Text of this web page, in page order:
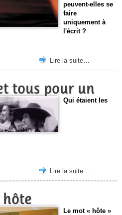
peuvent-elles se
faire
uniquement à
l'écrit ?
Lire la suite…
tous pour un
Qui étaient les
Lire la suite…
Le mot « hôte »